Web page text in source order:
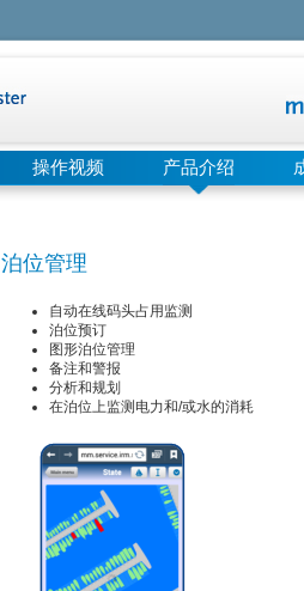
操作视频 产品介绍
泊位管理
自动在线码头占用监测
泊位预订
图形泊位管理
备注和警报
分析和规划
在泊位上监测电力和/或水的消耗